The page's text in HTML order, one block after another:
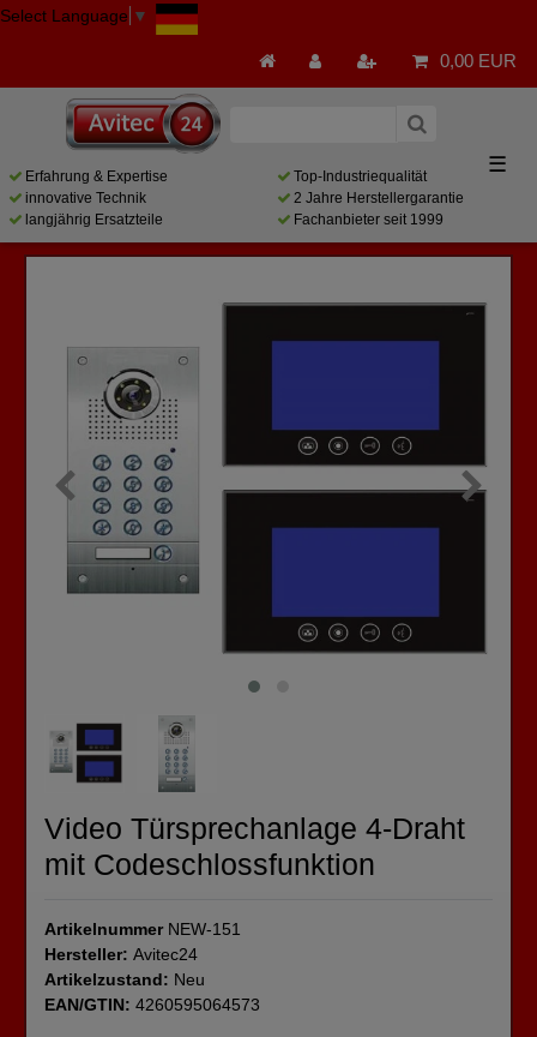
Select Language ▼
0,00 EUR
Erfahrung & Expertise
Top-Industriequalität
innovative Technik
2 Jahre Herstellergarantie
langjährig Ersatzteile
Fachanbieter seit 1999
☰
Video Türsprechanlage 4-Draht
mit Codeschlossfunktion
Artikelnummer NEW-151
Hersteller: Avitec24
Artikelzustand: Neu
EAN/GTIN: 4260595064573